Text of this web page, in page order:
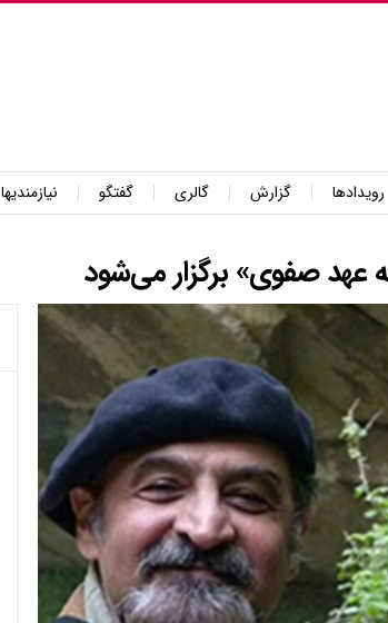
رویدادها گزارش گالری گفتگو
نیازمندیها
صفوی» برگزار می‌شود